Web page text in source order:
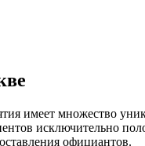
имеет множество
исключительно
официантов.